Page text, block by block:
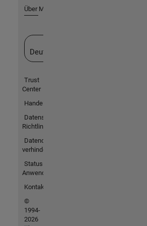
Über MathWorks
Deutschland
Trust
Center
Handelsmarken
Datenschutz-
Richtlinien
Datendiebstahl
verhindern
Status von
Anwendungen
Kontakt
©
1994-
2026